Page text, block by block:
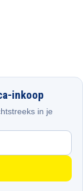
inkoop
in je